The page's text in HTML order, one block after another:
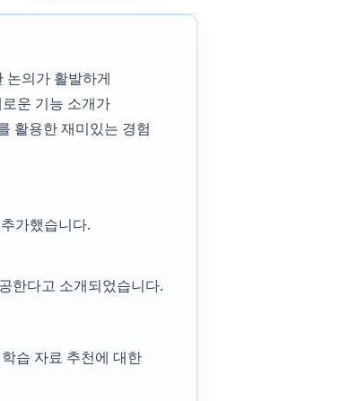
논의가 활발하게
운 기능 소개가
활용한 재미있는 경험
가했습니다.
한다고 소개되었습니다.
습 자료 추천에 대한